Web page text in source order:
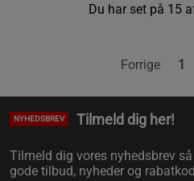
Du har set på 15
Forrige 1
NYHEDSBREV Tilmeld dig her!
Tilmeld dig vores nyhedsbrev
gode tilbud, nyheder og